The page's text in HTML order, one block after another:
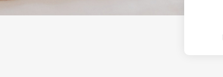
Решение для ЖД-